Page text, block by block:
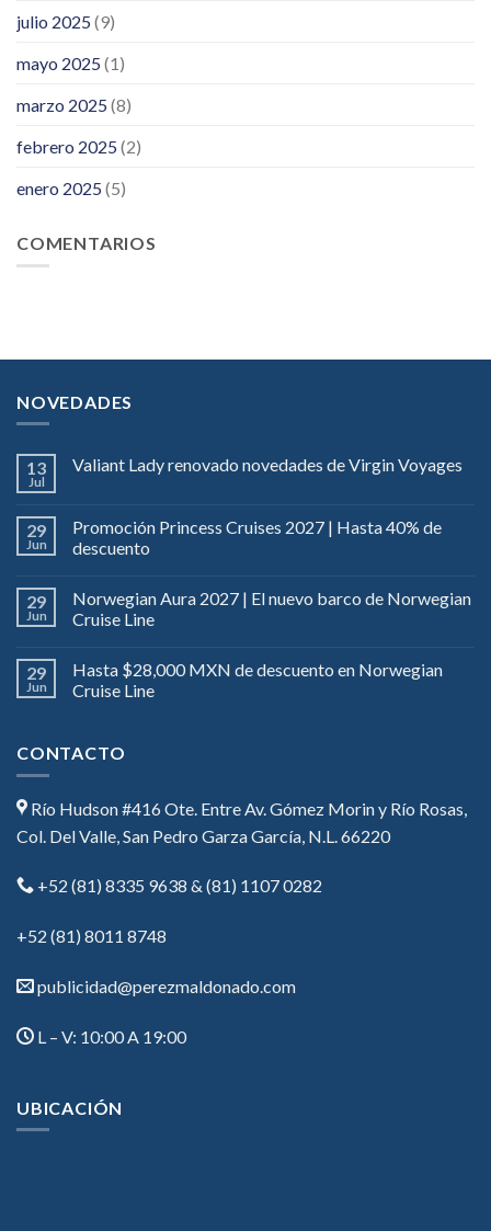
julio 2025(9)
mayo 2025(1)
marzo 2025(8)
febrero 2025(2)
enero 2025(5)
COMENTARIOS
NOVEDADES
13
Jul
Valiant Lady renovado novedades de Virgin Voyages
29
Jun
Promoción Princess Cruises 2027 | Hasta 40% de
descuento
29
Jun
Norwegian Aura 2027 | El nuevo barco de Norwegian
Cruise Line
29
Jun
Hasta $28,000 MXN de descuento en Norwegian
Cruise Line
CONTACTO
Río Hudson #416 Ote. Entre Av. Gómez Morin y Río Rosas,
Col. Del Valle, San Pedro Garza García, N.L. 66220
+52 (81) 8335 9638 & (81) 1107 0282
+52 (81) 8011 8748
publicidad@perezmaldonado.com
L – V: 10:00 A 19:00
UBICACIÓN